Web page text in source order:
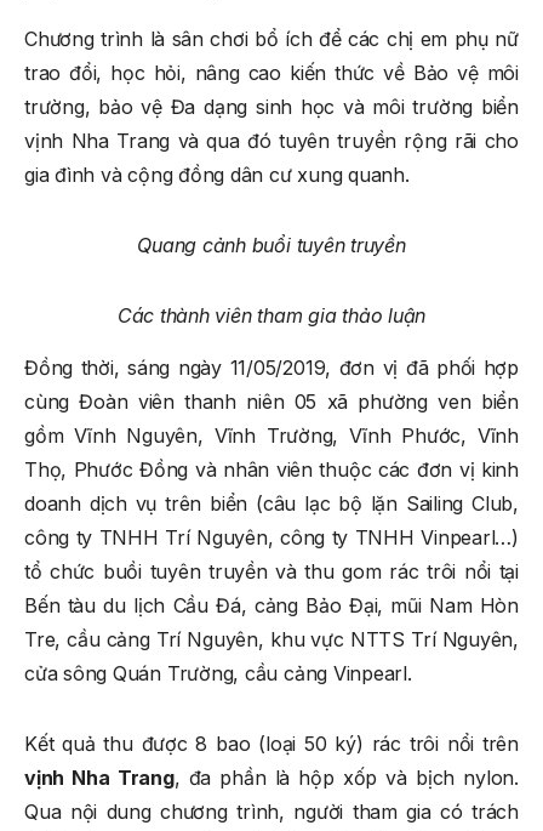
Chương trình là sân chơi bổ ích để các chị em phụ nữ
trao đổi, học hỏi, nâng cao kiến thức về Bảo vệ môi
trường, bảo vệ Đa dạng sinh học và môi trường biển
vịnh Nha Trang và qua đó tuyên truyền rộng rãi cho
gia đình và cộng đồng dân cư xung quanh.
Quang cảnh buổi tuyên truyền
Các thành viên tham gia thảo luận
Đồng thời, sáng ngày 11/05/2019, đơn vị đã phối hợp
cùng Đoàn viên thanh niên 05 xã phường ven biển
gồm Vĩnh Nguyên, Vĩnh Trường, Vĩnh Phước, Vĩnh
Thọ, Phước Đồng và nhân viên thuộc các đơn vị kinh
doanh dịch vụ trên biển (câu lạc bộ lặn Sailing Club,
công ty TNHH Trí Nguyên, công ty TNHH Vinpearl…)
tổ chức buồi tuyên truyền và thu gom rác trôi nổi tại
Bến tàu du lịch Cầu Đá, cảng Bảo Đại, mũi Nam Hòn
Tre, cầu cảng Trí Nguyên, khu vực NTTS Trí Nguyên,
cửa sông Quán Trường, cầu cảng Vinpearl.
Kết quả thu được 8 bao (loại 50 ký) rác trôi nổi trên
vịnh Nha Trang, đa phần là hộp xốp và bịch nylon.
Qua nội dung chương trình, người tham gia có trách